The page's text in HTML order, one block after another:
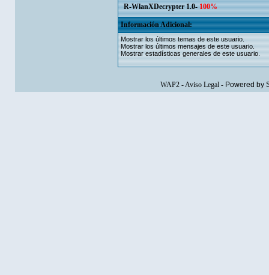
R-WlanXDecrypter 1.0-100%
Información Adicional:
Mostrar los últimos temas de este usuario.
Mostrar los últimos mensajes de este usuario.
Mostrar estadísticas generales de este usuario.
WAP2-Aviso Legal- Powered by